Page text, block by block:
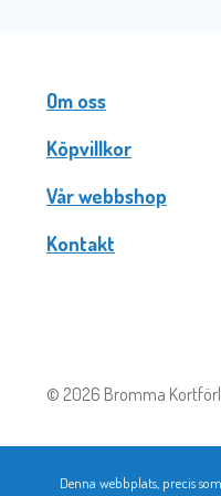
Om oss
Köpvillkor
Vår webbshop
Kontakt
© 2026 Bromma
Denna webbplats, precis